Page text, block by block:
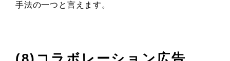
手法の一つと言えます。